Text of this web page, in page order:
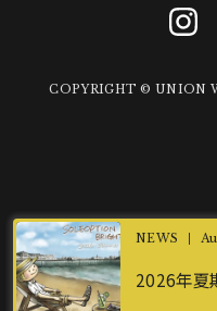
2026年夏
COPYRIGHT © UNION